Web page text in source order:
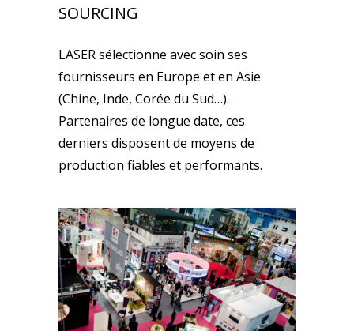
SOURCING
LASER sélectionne avec soin ses
fournisseurs en Europe et en Asie
(Chine, Inde, Corée du Sud…).
Partenaires de longue date, ces
derniers disposent de moyens de
production fiables et performants.